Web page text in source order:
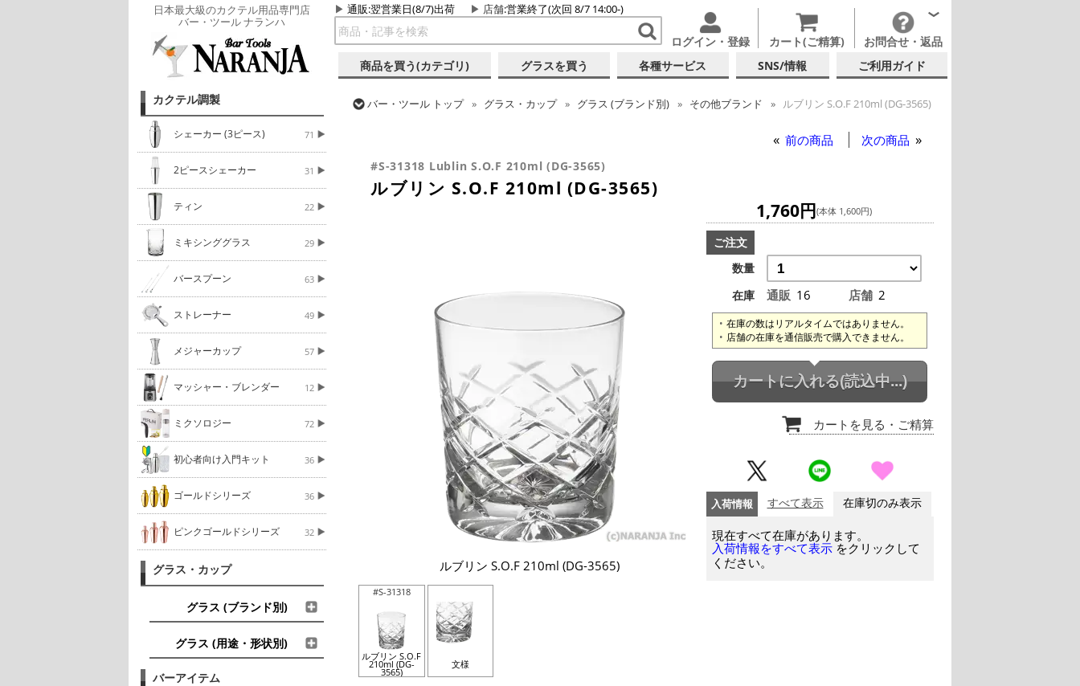
日本最大級のカクテル用品専門店
バー・ツール ナランハ
通販:翌営業日(8/7)出荷 店舗:営業終了(次回 8/7 14:00-)
ログイン・登録 カート(ご精算) お問合せ・返品
商品を買う(カテゴリ) グラスを買う 各種サービス SNS/情報 ご利用ガイド
カクテル調製
シェーカー (3ピース) 71
2ピースシェーカー 31
ティン 22
ミキシンググラス 29
バースプーン 63
ストレーナー 49
メジャーカップ 57
マッシャー・ブレンダー 12
ミクソロジー 72
初心者向け入門キット 36
ゴールドシリーズ 36
ピンクゴールドシリーズ 32
グラス・カップ
グラス (ブランド別)
グラス (用途・形状別)
バーアイテム
バー・ツール トップ グラス・カップ グラス (ブランド別) その他ブランド
ルブリン S.O.F 210ml (DG-3565)
前の商品 次の商品
#S-31318 Lublin S.O.F 210ml (DG-3565)
ルブリン S.O.F 210ml (DG-3565)
ルブリン S.O.F 210ml (DG-3565)
#S-31318
ルブリン S.O.F
210ml (DG-
3565)
文様
1,760円(本体 1,600円)
ご注文
数量
在庫
通販 16 店舗 2
在庫の数はリアルタイムではありません。
店舗の在庫を通信販売で購入できません。
カートに入れる(読込中...)
カートを見る ・ご精算
入荷情報 すべて表示 在庫切のみ表示
現在すべて在庫があります。
入荷情報をすべて表示 をクリックして
ください。